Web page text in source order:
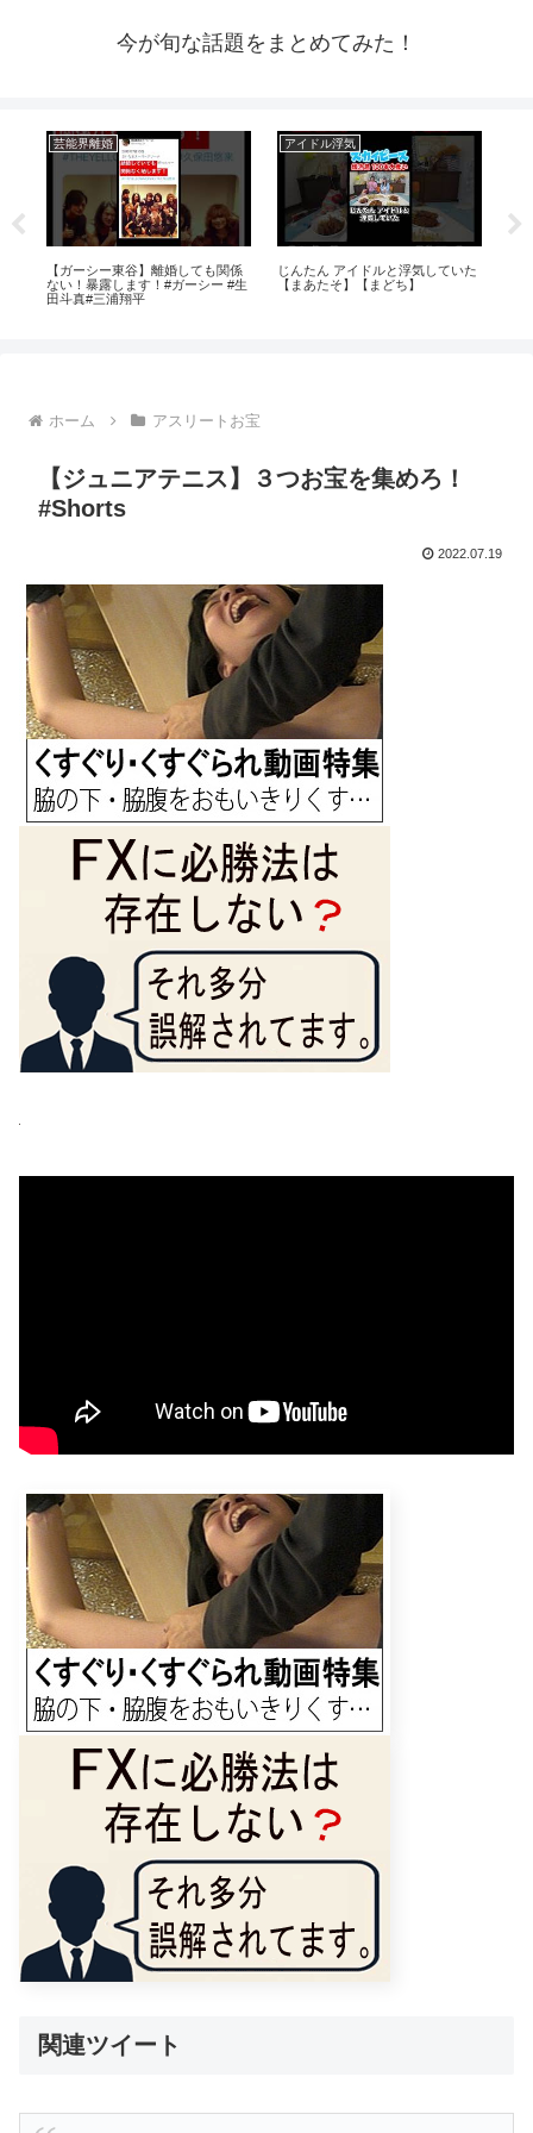
今が旬な話題をまとめてみた！
芸能界離婚
【ガーシー東谷】離婚しても関係
ない！暴露します！#ガーシー #生
田斗真#三浦翔平
アイドル浮気
じんたん アイドルと浮気していた
【まあたそ】【まどち】
ホーム アスリートお宝
【ジュニアテニス】３つお宝を集めろ！
#Shorts
2022.07.19
関連ツイート